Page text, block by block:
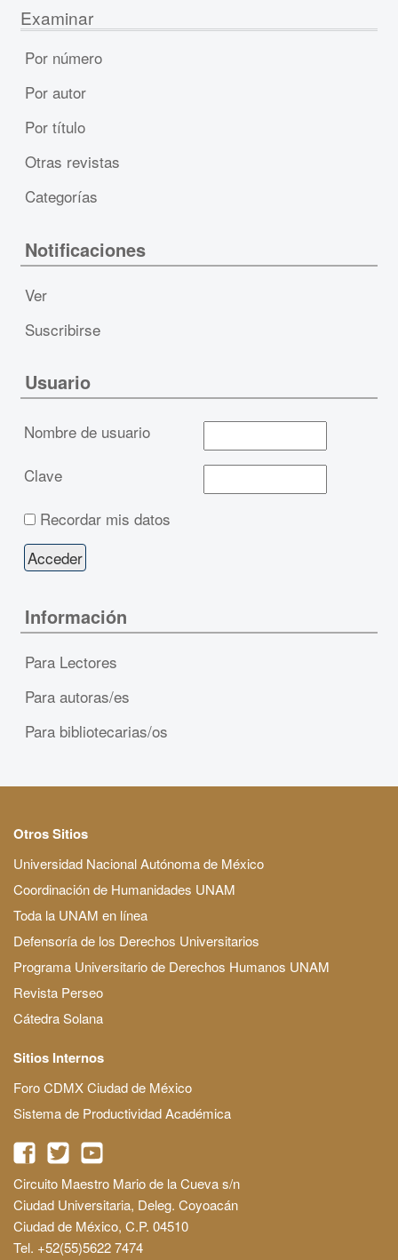
Examinar
Por número
Por autor
Por título
Otras revistas
Categorías
Notificaciones
Ver
Suscribirse
Usuario
Nombre de usuario
Clave
Recordar mis datos
Información
Para Lectores
Para autoras/es
Para bibliotecarias/os
Otros Sitios
Universidad Nacional Autónoma de México
Coordinación de Humanidades UNAM
Toda la UNAM en línea
Defensoría de los Derechos Universitarios
Programa Universitario de Derechos Humanos UNAM
Revista Perseo
Cátedra Solana
Sitios Internos
Foro CDMX Ciudad de México
Sistema de Productividad Académica
Circuito Maestro Mario de la Cueva s/n
Ciudad Universitaria, Deleg. Coyoacán
Ciudad de México, C.P. 04510
Tel. +52(55)5622 7474